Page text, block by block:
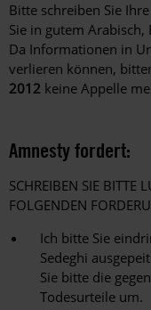
Bitte schreiben Sie
Sie in gutem Arabisch,
Da Informationen in
verlieren können,
2012 keine Appelle
Amnesty fordert:
SCHREIBEN SIE BITTE
FOLGENDEN
Ich bitte Sie
Sedeghi
Sie bitte die
Todesurteile um.